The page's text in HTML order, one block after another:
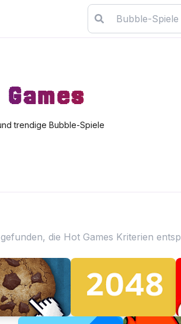
trendige Bubble-Spiele
gefunden, die Hot Games Kriterien